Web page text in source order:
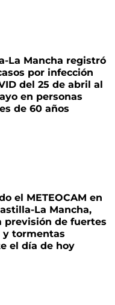
La Mancha registró
por infección
del 25 de abril al
en personas
de 60 años
el METEOCAM en
La Mancha,
previsión de fuertes
y tormentas
el día de hoy